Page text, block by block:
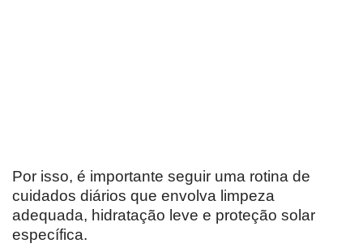
Por isso, é importante seguir uma rotina de
cuidados diários que envolva limpeza
adequada, hidratação leve e proteção solar
específica.